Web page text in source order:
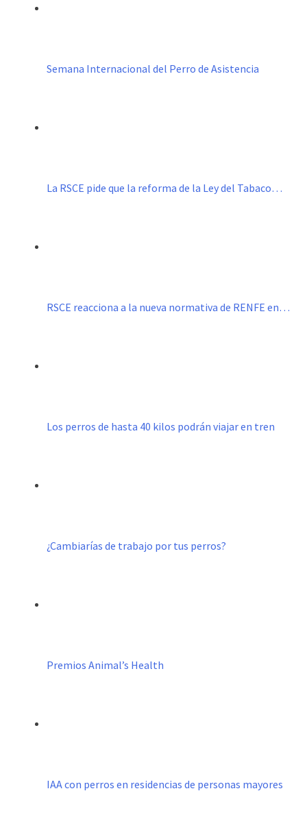
Semana Internacional del Perro de Asistencia
La RSCE pide que la reforma de la Ley del Tabaco…
RSCE reacciona a la nueva normativa de RENFE en…
Los perros de hasta 40 kilos podrán viajar en tren
¿Cambiarías de trabajo por tus perros?
Premios Animal’s Health
IAA con perros en residencias de personas mayores